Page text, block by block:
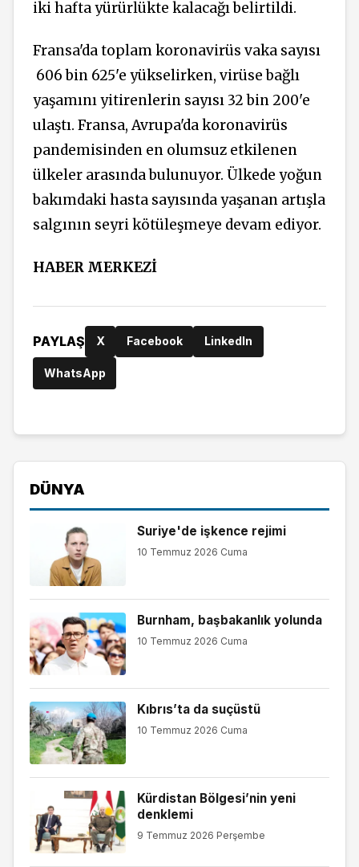
iki hafta yürürlükte kalacağı belirtildi.
Fransa'da toplam koronavirüs vaka sayısı
606 bin 625'e yükselirken, virüse bağlı
yaşamını yitirenlerin sayısı 32 bin 200'e
ulaştı. Fransa, Avrupa'da koronavirüs
pandemisinden en olumsuz etkilenen
ülkeler arasında bulunuyor. Ülkede yoğun
bakımdaki hasta sayısında yaşanan artışla
salgının seyri kötüleşmeye devam ediyor.
HABER MERKEZİ
PAYLAŞ X Facebook LinkedIn
WhatsApp
DÜNYA
Suriye'de işkence rejimi
10 Temmuz 2026 Cuma
Burnham, başbakanlık yolunda
10 Temmuz 2026 Cuma
Kıbrıs’ta da suçüstü
10 Temmuz 2026 Cuma
Kürdistan Bölgesi’nin yeni
denklemi
9 Temmuz 2026 Perşembe